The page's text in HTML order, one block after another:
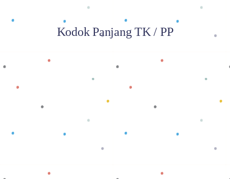
Kodok Panjang TK / PP